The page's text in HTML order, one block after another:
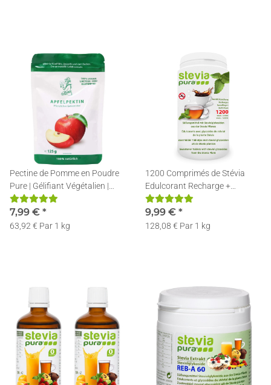
Pectine de Pomme en Poudre
Pure | Gélifiant Végétalien |
125g
7,99 € *
63,92 € Par 1 kg
1200 Comprimés de Stévia
Edulcorant Recharge +
Distributeur
9,99 € *
128,08 € Par 1 kg